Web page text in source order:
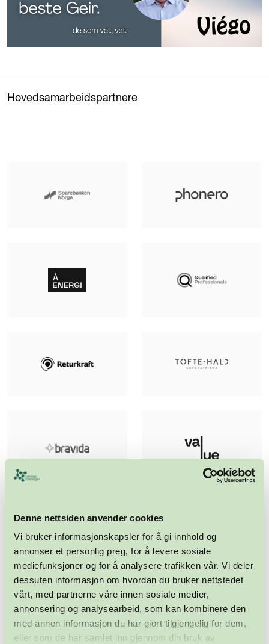
Denne nettsiden anvender cookies
Vi bruker informasjonskapsler for å gi innhold og
annonser et personlig preg, for å levere sosiale
mediefunksjoner og for å analysere trafikken vår. Vi deler
dessuten informasjon om hvordan du bruker nettstedet
vårt, med partnerne våre innen sosiale medier,
annonsering og analysearbeid, som kan kombinere den
med annen informasjon du har gjort tilgjengelig for dem,
eller som de har samlet inn gjennom din bruk av
Hovedsamarbeidspartnere